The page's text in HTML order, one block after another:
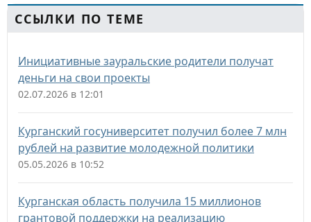
ССЫЛКИ ПО ТЕМЕ
Инициативные зауральские родители получат
деньги на свои проекты
02.07.2026 в 12:01
Курганский госуниверситет получил более 7 млн
рублей на развитие молодежной политики
05.05.2026 в 10:52
Курганская область получила 15 миллионов
грантовой поддержки на реализацию